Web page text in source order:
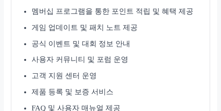
멤버십 프로그램을 통한 포인트 적립 및 혜택 제공
게임 업데이트 및 패치 노트 제공
공식 이벤트 및 대회 정보 안내
사용자 커뮤니티 및 포럼 운영
고객 지원 센터 운영
제품 등록 및 보증 서비스
FAQ 및 사용자 매뉴얼 제공